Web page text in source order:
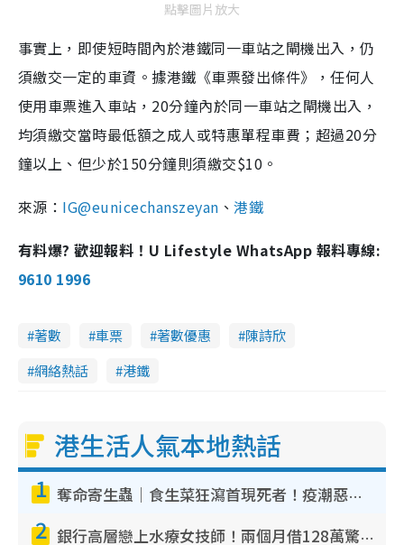
點擊圖片放大
事實上，即使短時間內於港鐵同一車站之閘機出入，仍
須繳交一定的車資。據港鐵《車票發出條件》，任何人
使用車票進入車站，20分鐘內於同一車站之閘機出入，
均須繳交當時最低額之成人或特惠單程車費；超過20分
鐘以上、但少於150分鐘則須繳交$10。
來源： IG@eunicechanszeyan 、港鐵
有料爆? 歡迎報料！U Lifestyle WhatsApp 報料專線:
9610 1996
著數 車票 著數優惠
陳詩欣
網絡熱話
港鐵
港生活人氣本地熱話
1 奪命寄生蟲｜食生菜狂瀉首現死者！疫潮惡化錄1.8萬宗病例 揭洗菜3大謬誤
2 銀行高層戀上水療女技師！兩個月借128萬驚覺「沉船」沉落火海 揭背後疑似邪教操控賣淫